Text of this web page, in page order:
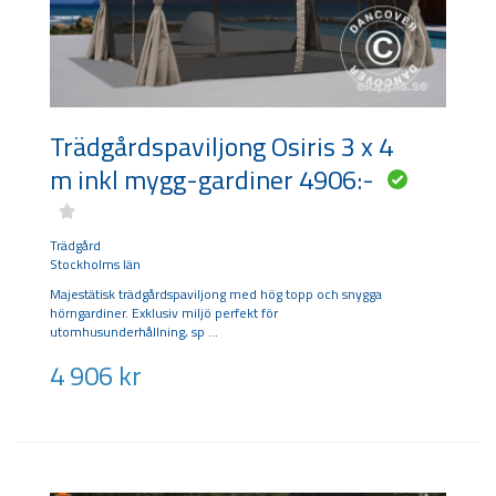
Trädgårdspaviljong Osiris 3 x 4
m inkl mygg-gardiner 4906:-
Trädgård
Stockholms län
Majestätisk trädgårdspaviljong med hög topp och snygga
hörngardiner. Exklusiv miljö perfekt för
utomhusunderhållning, sp
4 906 kr